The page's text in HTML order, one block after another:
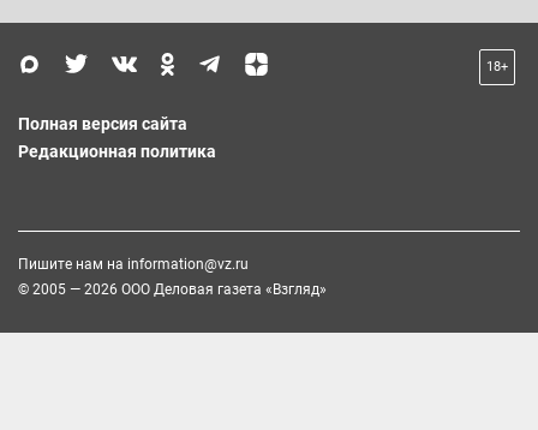
18+
Полная версия сайта
Редакционная политика
Пишите нам на information@vz.ru
© 2005 — 2026 ООО Деловая газета «Взгляд»